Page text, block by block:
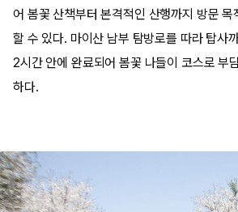
어 봄꽃 산책부터 본격적인 산행까지 방문 목
할 수 있다. 마이산 남부 탐방로를 따라 탑사
2시간 안에 완료되어 봄꽃 나들이 코스로 부
하다.